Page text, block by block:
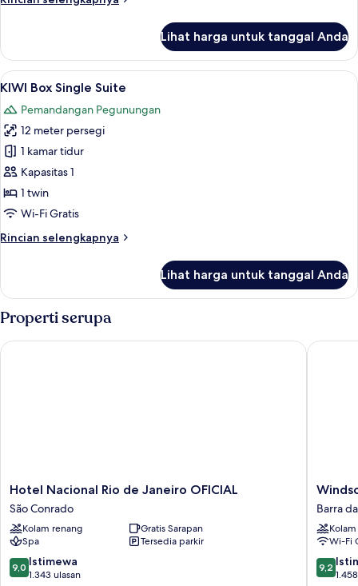
AMORA
Romantic
Suite
Lihat harga untuk tanggal Anda
Lihat
semua
foto
untuk
KIWI
Box
Single
Suite
KIWI Box Single Suite | Seprai katun
7
KIWI Box Single Suite
Pemandangan Pegunungan
12 meter persegi
1 kamar tidur
Kapasitas 1
1 twin
Wi-Fi Gratis
Rincian selengkapnya
Rincian
KIWI
Single
Lihat harga untuk tanggal Anda
Properti serupa
Hotel
Nacional
Rio
de
Janeiro
OFICIAL
São
Hotel Nacional Rio de Janeiro OFICIAL
São Conrado
Kolam renang
Gratis Sarapan
Spa
Tersedia parkir
9.0
dari
9,0 Istimewa
1.343 ulasan
Hotel Nacional Rio de Janeiro OFICIAL
Windsor
Barra
da
Tijuca
Barra
Wi-Fi
9.2
dari
9,2